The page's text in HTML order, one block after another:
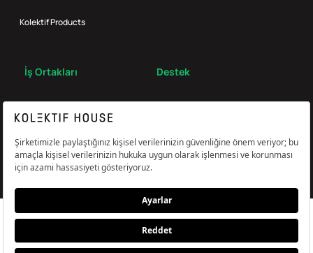
Kolektif Products
İş Ortakları Destek
Çerez Tercihlerini Yönetin